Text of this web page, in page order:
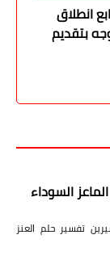
انطلاق
بتقديم
لحلم الماعز السوداء
سيرين تفسير حلم العنز